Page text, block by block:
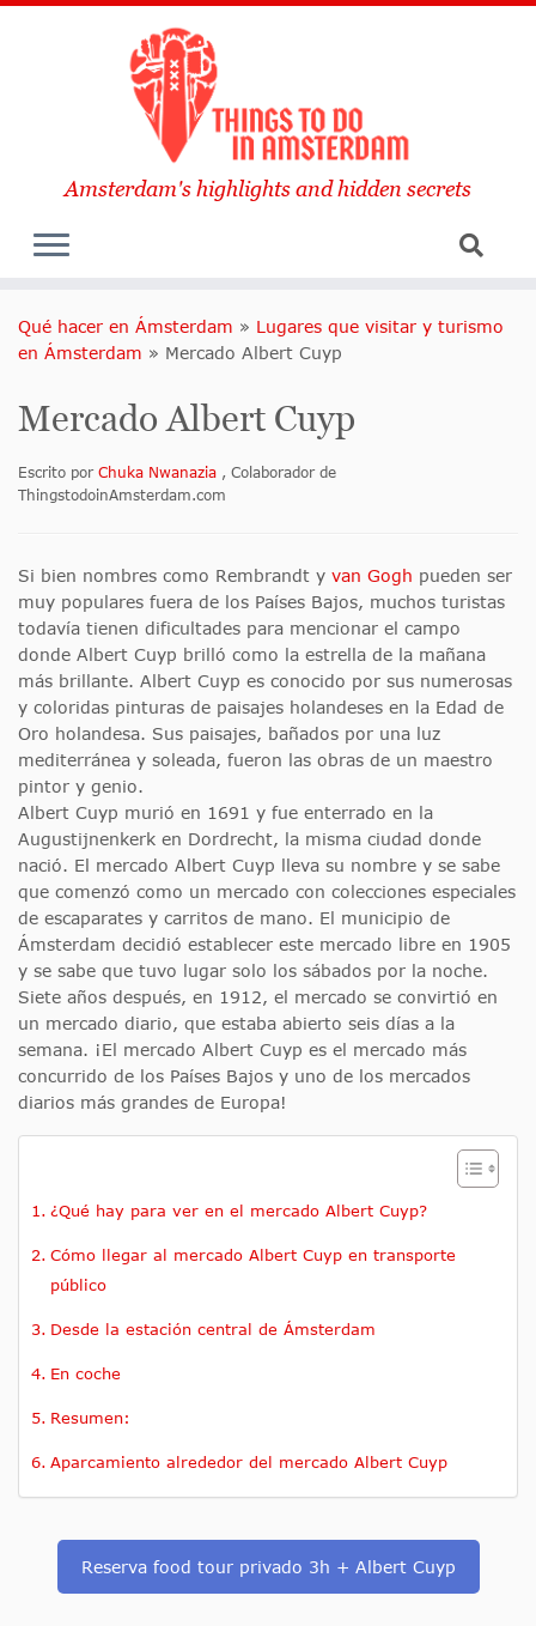
Amsterdam's highlights and hidden secrets
Qué hacer en Ámsterdam » Lugares que visitar y turismo
en Ámsterdam » Mercado Albert Cuyp
Mercado Albert Cuyp
Escrito por Chuka Nwanazia , Colaborador de
ThingstodoinAmsterdam.com
Si bien nombres como Rembrandt y van Gogh pueden ser
muy populares fuera de los Países Bajos, muchos turistas
todavía tienen dificultades para mencionar el campo
donde Albert Cuyp brilló como la estrella de la mañana
más brillante. Albert Cuyp es conocido por sus numerosas
y coloridas pinturas de paisajes holandeses en la Edad de
Oro holandesa. Sus paisajes, bañados por una luz
mediterránea y soleada, fueron las obras de un maestro
pintor y genio.
Albert Cuyp murió en 1691 y fue enterrado en la
Augustijnenkerk en Dordrecht, la misma ciudad donde
nació. El mercado Albert Cuyp lleva su nombre y se sabe
que comenzó como un mercado con colecciones especiales
de escaparates y carritos de mano. El municipio de
Ámsterdam decidió establecer este mercado libre en 1905
y se sabe que tuvo lugar solo los sábados por la noche.
Siete años después, en 1912, el mercado se convirtió en
un mercado diario, que estaba abierto seis días a la
semana. ¡El mercado Albert Cuyp es el mercado más
concurrido de los Países Bajos y uno de los mercados
diarios más grandes de Europa!
¿Qué hay para ver en el mercado Albert Cuyp?
Cómo llegar al mercado Albert Cuyp en transporte
público
Desde la estación central de Ámsterdam
En coche
Resumen:
Aparcamiento alrededor del mercado Albert Cuyp
Reserva food tour privado 3h + Albert Cuyp